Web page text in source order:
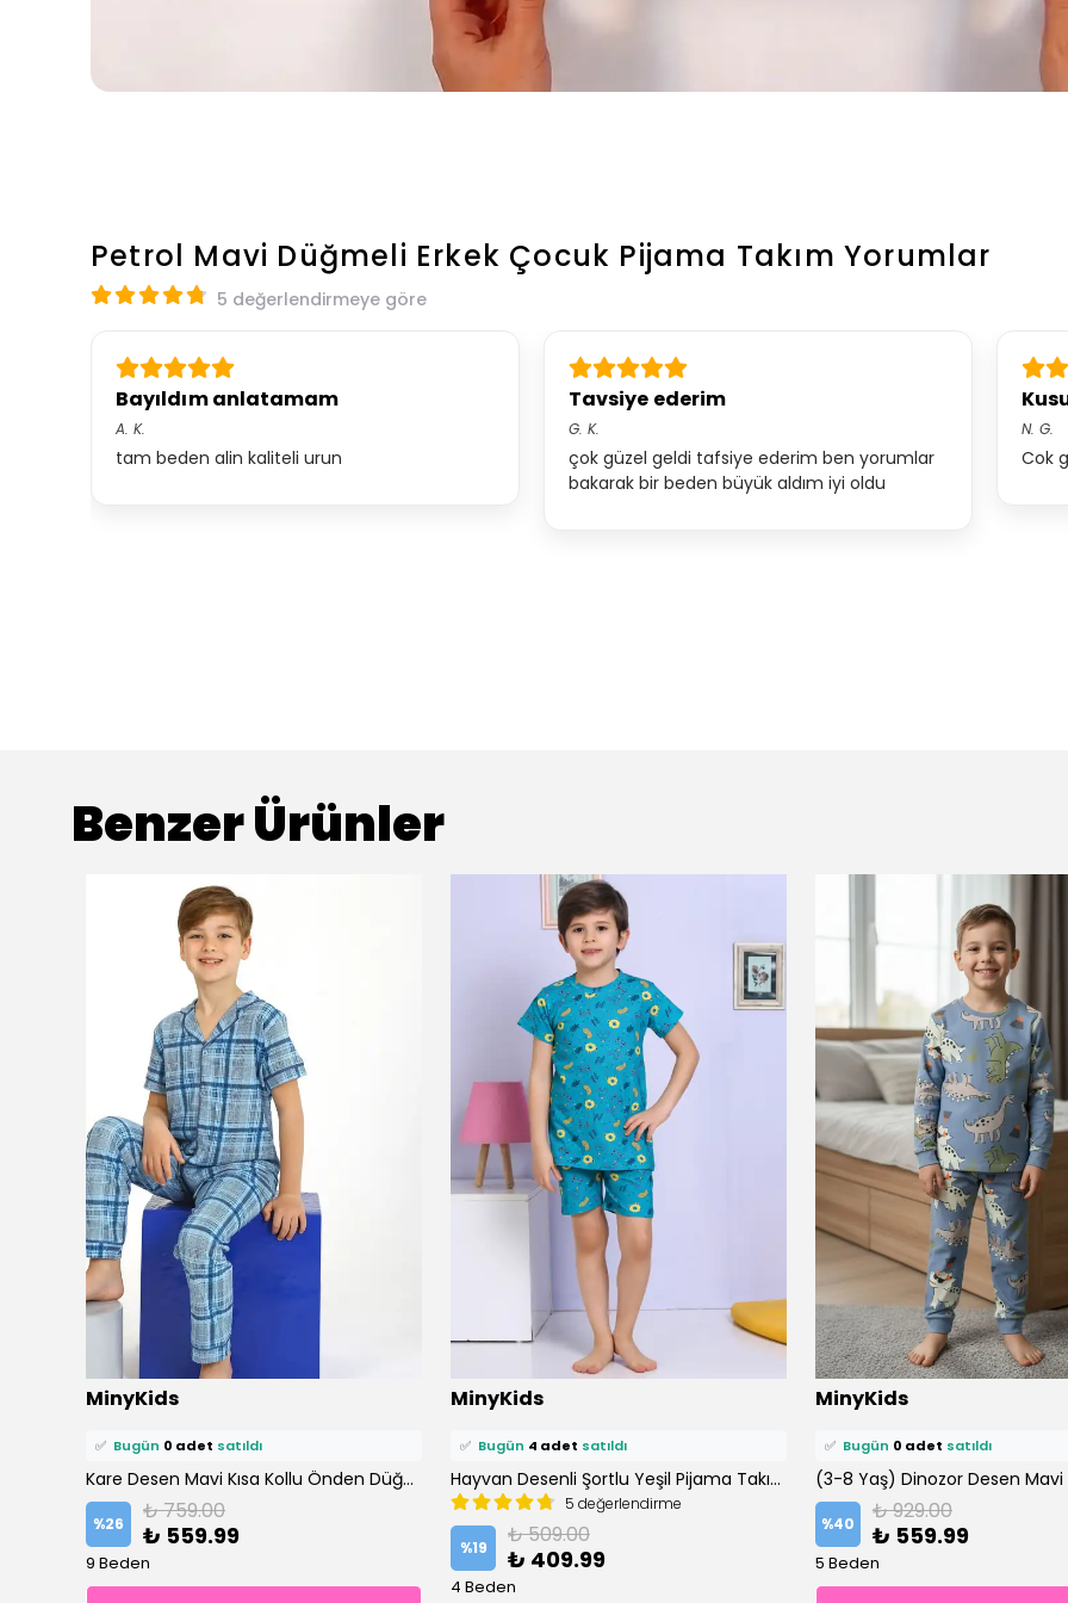
Petrol Mavi Düğmeli Erkek Çocuk Pijama Takım Yorumlar
5 değerlendirmeye göre
Bayıldım anlatamam
A. K.
tam beden alin kaliteli urun
Tavsiye ederim
G. K.
çok güzel geldi tafsiye ederim ben yorumlar
bakarak bir beden büyük aldım iyi oldu
N. G.
Cok
Benzer Ürünler
MinyKids
⭐️ Bu ürünü8 kişifavoriledi!
4 kişi
✅ Bugün 0 adet satıldı
Kare Desen Mavi Kısa Kollu Önden Düğmeli %100 Pamuklu Erkek Çocuk Pijama Takım
%26 ₺ 759.00
₺ 559.99
9 Beden
MinyKids
Bu ürünü11 kişifavoriledi!
6 kişi
✅ Bugün 4 adet satıldı
Hayvan Desenli Şortlu Yeşil Pijama Takımı
5 değerlendirme
%19 ₺ 509.00
₺ 409.99
4 Beden
MinyKids
⭐️ Bu ürünü9 kişifavoriledi!
2 kişi
✅ Bugün 0 adet satıldı
%40 ₺ 929.00
₺ 559.99
5 Beden